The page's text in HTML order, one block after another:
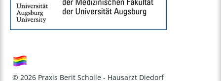
© 2026 Praxis Berit Scholle - Hausarzt Diedorf